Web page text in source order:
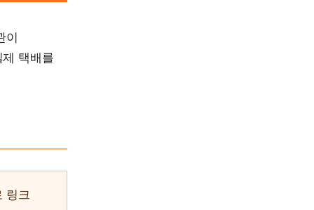
이
택배를
링크